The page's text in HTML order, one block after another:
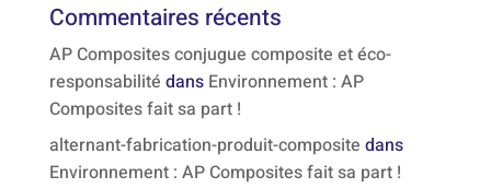
Commentaires récents
AP Composites conjugue composite et éco-
responsabilité dans Environnement : AP
Composites fait sa part !
alternant-fabrication-produit-composite dans
Environnement : AP Composites fait sa part !